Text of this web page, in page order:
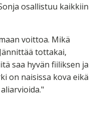
osallistuu kaikkiin
voittoa. Mikä
tottakai,
saa hyvän fiiliksen ja
on naisissa kova eikä